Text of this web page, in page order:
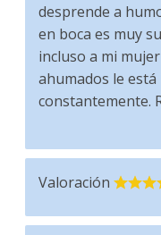
desprende a
en boca es muy
incluso a mi
ahumados le
constantemente.
Valoración